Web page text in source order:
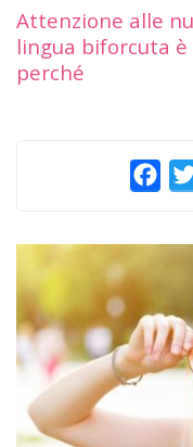
Attenzione alle
lingua biforcuta è
perché